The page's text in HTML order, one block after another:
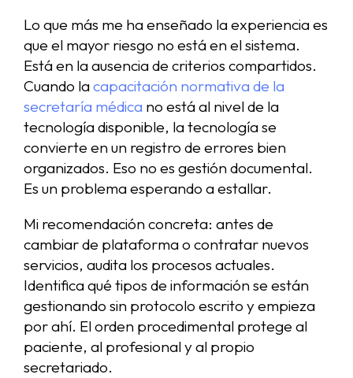
Lo que más me ha enseñado la experiencia es
que el mayor riesgo no está en el sistema.
Está en la ausencia de criterios compartidos.
Cuando lacapacitación normativa de la
secretaría médica no está al nivel de la
tecnología disponible, la tecnología se
convierte en un registro de errores bien
organizados. Eso no es gestión documental.
Es un problema esperando a estallar.
Mi recomendación concreta: antes de
cambiar de plataforma o contratar nuevos
servicios, audita los procesos actuales.
Identifica qué tipos de información se están
gestionando sin protocolo escrito y empieza
por ahí. El orden procedimental protege al
paciente, al profesional y al propio
secretariado.